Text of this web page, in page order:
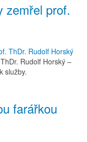
zemřel prof.
Rudolf Horský –
služby.
farářkou